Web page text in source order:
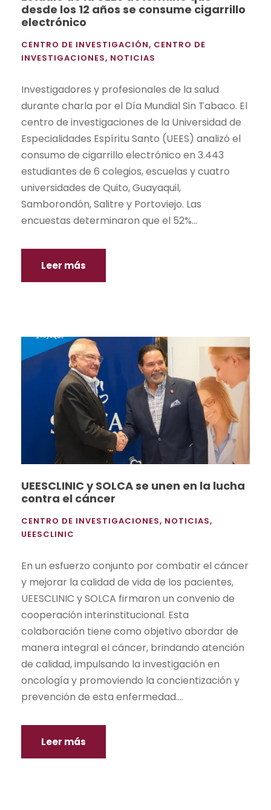
desde los 12 años se consume cigarrillo
electrónico
CENTRO DE INVESTIGACIÓN, CENTRO DE
INVESTIGACIONES, NOTICIAS
Investigadores y profesionales de la salud
durante charla por el Día Mundial Sin Tabaco. El
centro de investigaciones de la Universidad de
Especialidades Espíritu Santo (UEES) analizó el
consumo de cigarrillo electrónico en 3.443
estudiantes de 6 colegios, escuelas y cuatro
universidades de Quito, Guayaquil,
Samborondón, Salitre y Portoviejo. Las
encuestas determinaron que el 52%...
Leer más
UEESCLINIC y SOLCA se unen en la lucha
contra el cáncer
CENTRO DE INVESTIGACIONES, NOTICIAS,
UEESCLINIC
En un esfuerzo conjunto por combatir el cáncer
y mejorar la calidad de vida de los pacientes,
UEESCLINIC y SOLCA firmaron un convenio de
cooperación interinstitucional. Esta
colaboración tiene como objetivo abordar de
manera integral el cáncer, brindando atención
de calidad, impulsando la investigación en
oncología y promoviendo la concientización y
prevención de esta enfermedad....
Leer más